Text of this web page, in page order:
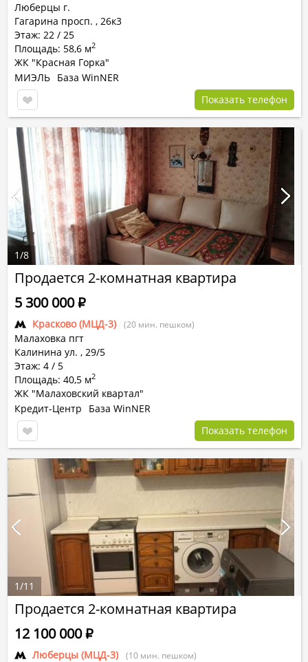
Люберцы г.
Гагарина просп. , 26к3
Этаж: 22 / 25
Площадь: 58,6 м2
ЖК "Красная Горка"
МИЭЛЬ База WinNER
Показать телефон
Продается 2-комнатная квартира
Красково (МЦД-3) (20 мин. пешком)
Малаховка пгт
Калинина ул. , 29/5
Этаж: 4 / 5
Площадь: 40,5 м2
ЖК "Малаховский квартал"
5 300 000Р
Кредит-Центр
База WinNER
Показать телефон
1/8
Продается 2-комнатная квартира
Люберцы (МЦД-3) (10 мин. пешком)
12 100 000Р
1/11